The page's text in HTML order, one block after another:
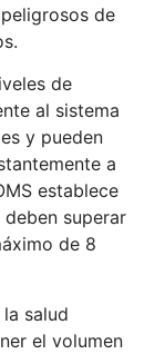
de
de
al sistema
y pueden
a
establece
superar
de 8
salud
el volumen